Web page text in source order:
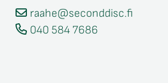
raahe@seconddisc.fi
040 584 7686